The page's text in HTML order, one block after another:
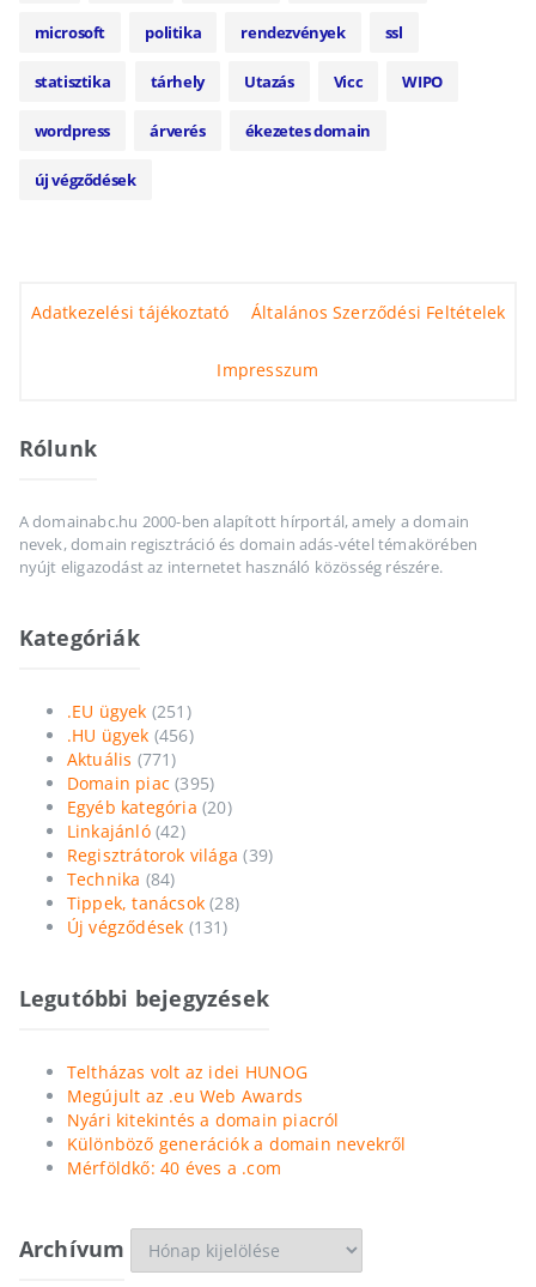
microsoft politika rendezvények ssl
statisztika tárhely Utazás Vicc WIPO
wordpress árverés ékezetes domain
új végződések
Adatkezelési tájékoztató Általános Szerződési Feltételek
Impresszum
Rólunk
A domainabc.hu 2000-ben alapított hírportál, amely a domain
nevek, domain regisztráció és domain adás-vétel témakörében
nyújt eligazodást az internetet használó közösség részére.
Kategóriák
.EU ügyek (251)
.HU ügyek (456)
Aktuális (771)
Domain piac (395)
Egyéb kategória (20)
Linkajánló(42)
Regisztrátorok világa (39)
Technika (84)
Tippek, tanácsok (28)
Új végződések (131)
Legutóbbi bejegyzések
Teltházas volt az idei HUNOG
Megújult az .eu Web Awards
Nyári kitekintés a domain piacról
Különböző generációk a domain nevekről
Mérföldkő: 40 éves a .com
Archívum